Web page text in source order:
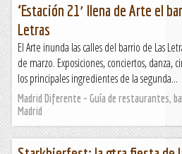
‘Estación 21′ llena de Arte el
Letras
El Arte inunda las calles del barrio de Las
de marzo. Exposiciones, conciertos, danza,
los principales ingredientes de la segunda...
Madrid Diferente - Guía de restaurantes,
Madrid